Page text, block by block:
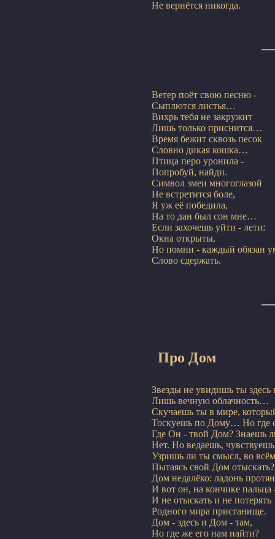
Ветер поёт свою песню -
Сыплются листья…
Вихрь тебя не закружит
Лишь только приснится…
Время бежит сквозь песок
Словно дикая кошка…
Птица перо уронила -
Попробуй, найди.
Символ змеи многоглазой
Не встретится боле,
Я уж её победила,
На то дан был сон мне…
Если захочешь уйти - лети:
Окна открыты,
Но помни - каждый обязан
Про Дом
Звезды не увидишь ты здесь
Лишь вечную облачность…
Скучаешь ты в мире,
Тоскуешь по Дому… Но где
Где Он - твой Дом? Знаешь
Нет. Но ведаешь,
Узришь ли ты смысл, во всём
Пытаясь свой Дом отыскать?
Дом недалёко: ладонь
И вот он, на кончике пальца
И не отыскать и не потерять
Родного мира пристанище.
Дом - здесь и Дом - там,
Но где же его нам найти?